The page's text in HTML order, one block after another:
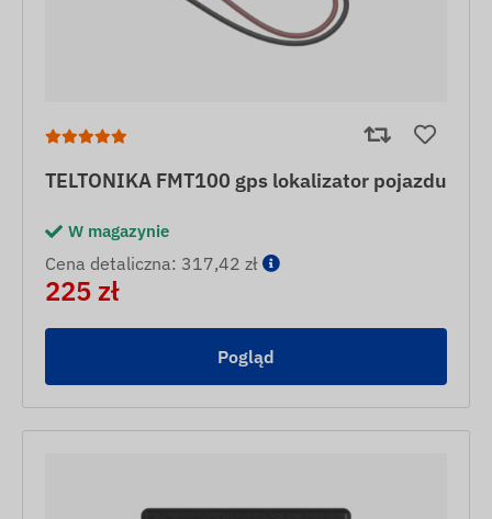
TELTONIKA FMT100 gps lokalizator pojazdu
W magazynie
Cena detaliczna: 317,42 zł
225 zł
Pogląd